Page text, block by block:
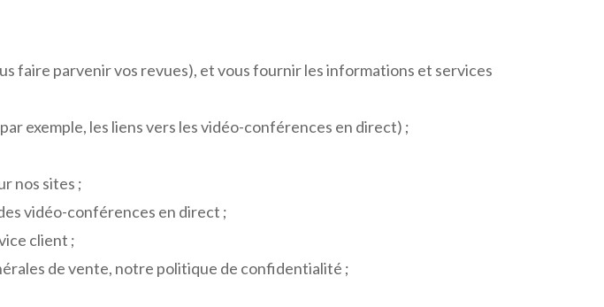
faire parvenir vos revues), et vous fournir les informations et services
exemple, les liens vers les vidéo-conférences en direct) ;
nos sites ;
vidéo-conférences en direct ;
client ;
de vente, notre politique de confidentialité ;